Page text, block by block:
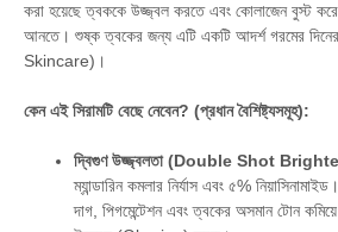
করা হয়েছে ত্বককে উজ্জ্বল করতে এবং কোলাজেন বুস্ট করে
আনতে। শুষ্ক ত্বকের জন্য এটি একটি আদর্শ গরমের
Skincare)।
কেন এই সিরামটি বেছে নেবেন? (প্রধান বৈশিষ্ট্যসমূহ):
দ্বিগুণ উজ্জ্বলতা (Double Shot
ম্যান্ডারিন কমলার নির্যাস এবং ৫%
দাগ, পিগমেন্টেশন এবং ত্বকের অসমান টোন